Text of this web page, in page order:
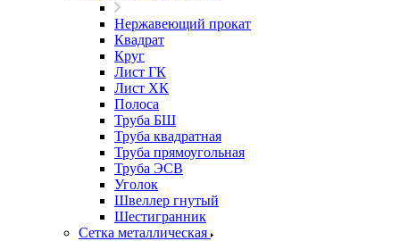
Нержавеющий прокат
Квадрат
Круг
Лист ГК
Лист ХК
Полоса
Труба БШ
Труба квадратная
Труба прямоугольная
Труба ЭСВ
Уголок
Швеллер гнутый
Шестигранник
Сетка металлическая